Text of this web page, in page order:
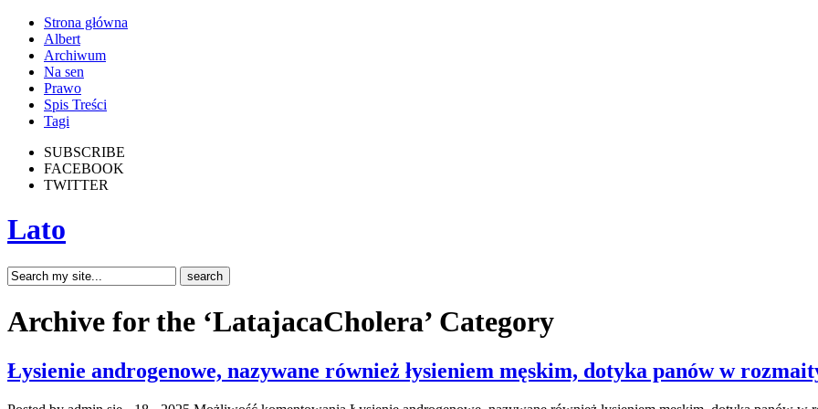
Strona główna
Albert
Archiwum
Na sen
Prawo
Spis Treści
Tagi
SUBSCRIBE
FACEBOOK
TWITTER
Lato
Archive for the ‘LatajacaCholera’ Category
Łysienie androgenowe, nazywane również łysieniem męskim, dotyka panów w